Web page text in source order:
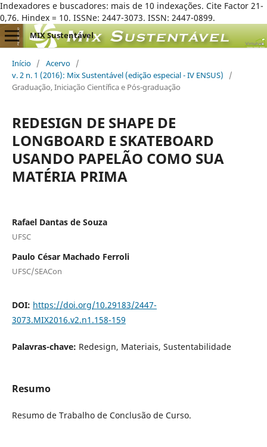
Indexadores e buscadores: mais de 10 indexações. Cite Factor 21-
0,76. Hindex = 10. ISSNe: 2447-3073. ISSN: 2447-0899.
MIX Sustentável
Início / Acervo /
v. 2 n. 1 (2016): Mix Sustentável (edição especial - IV ENSUS)
/
Graduação, Iniciação Científica e Pós-graduação
REDESIGN DE SHAPE DE
LONGBOARD E SKATEBOARD
USANDO PAPELÃO COMO SUA
MATÉRIA PRIMA
Rafael Dantas de Souza
UFSC
Paulo César Machado Ferroli
UFSC/SEACon
DOI: https://doi.org/10.29183/2447-
3073.MIX2016.v2.n1.158-159
Palavras-chave: Redesign, Materiais, Sustentabilidade
Resumo
Resumo de Trabalho de Conclusão de Curso.